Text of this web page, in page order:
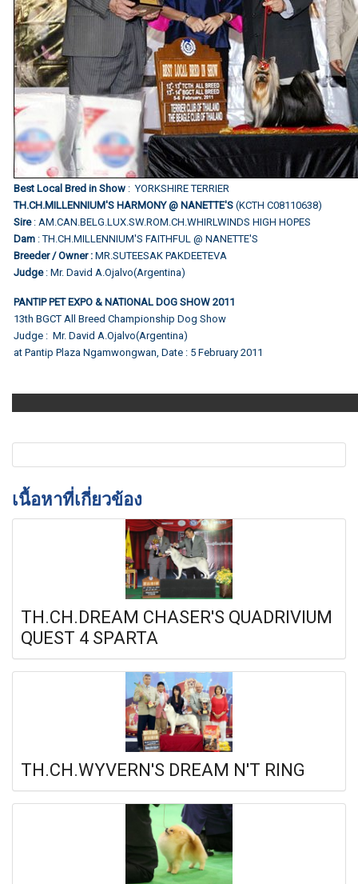
Best Local Bred in Show : YORKSHIRE TERRIER
TH.CH.MILLENNIUM'S HARMONY @ NANETTE'S (KCTH C08110638)
Sire : AM.CAN.BELG.LUX.SW.ROM.CH.WHIRLWINDS HIGH HOPES
Dam : TH.CH.MILLENNIUM'S FAITHFUL @ NANETTE'S
Breeder / Owner : MR.SUTEESAK PAKDEETEVA
Judge: Mr. David A.Ojalvo(Argentina)
PANTIP PET EXPO & NATIONAL DOG SHOW 2011
13th BGCT All Breed Championship Dog Show
Judge : Mr. David A.Ojalvo(Argentina)
at Pantip Plaza Ngamwongwan, Date : 5 February 2011
เนื้อหาที่เกี่ยวข้อง
TH.CH.DREAM CHASER'S QUADRIVIUM
QUEST 4 SPARTA
TH.CH.WYVERN'S DREAM N'T RING